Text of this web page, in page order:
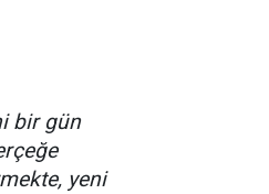
bir gün
yeni